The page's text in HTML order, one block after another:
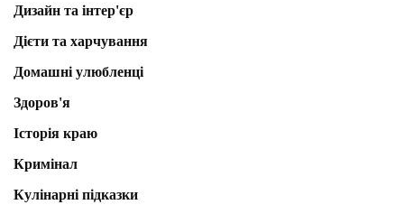
Дизайн та інтер'єр
Дієти та харчування
Домашні улюбленці
Здоров'я
Історія краю
Кримінал
Кулінарні підказки